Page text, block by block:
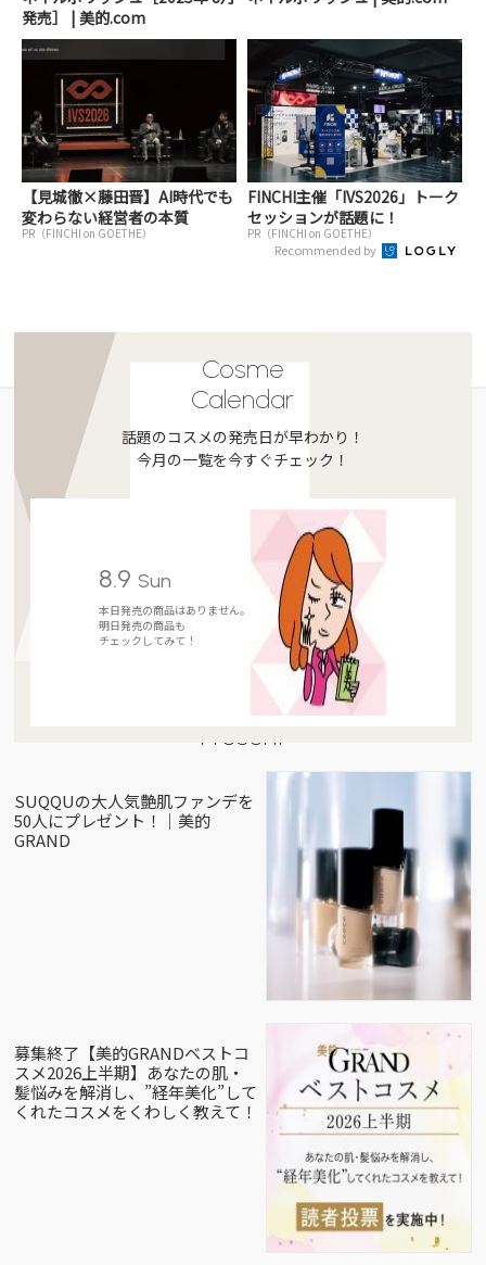
発売］ | 美的.com
【見城徹×藤田晋】AI時代でも
変わらない経営者の本質
PR（FINCHI on GOETHE）
FINCHI主催「IVS2026」トーク
セッションが話題に！
PR（FINCHI on GOETHE）
Recommended by
Cosme
Calendar
話題のコスメの発売日が早わかり！
今月の一覧を今すぐチェック！
8.9 Sun
本日発売の商品はありません。
明日発売の商品も
チェックしてみて！
Present
SUQQUの大人気艶肌ファンデを
50人にプレゼント！｜美的
GRAND
募集終了【美的GRANDベストコ
スメ2026上半期】あなたの肌・
髪悩みを解消し、”経年美化”して
くれたコスメをくわしく教えて！